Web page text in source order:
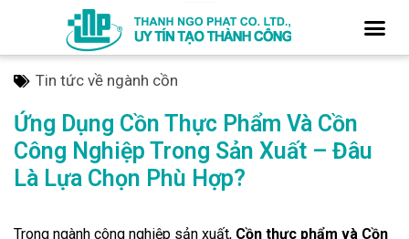
Tin tức về ngành cồn
Ứng Dụng Cồn Thực Phẩm Và Cồn
Công Nghiệp Trong Sản Xuất – Đâu
Là Lựa Chọn Phù Hợp?
Trong ngành công nghiệp sản xuất, Cồn thực phẩm và Cồn